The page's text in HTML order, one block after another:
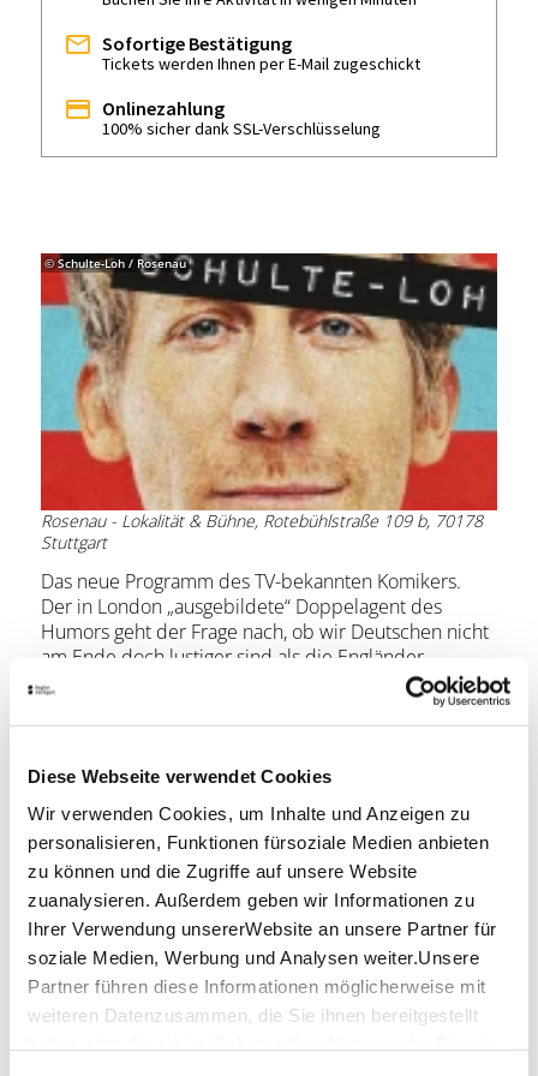
Diese Webseite verwendet Cookies
Wir verwenden Cookies, um Inhalte und Anzeigen zu
personalisieren, Funktionen fürsoziale Medien anbieten
zu können und die Zugriffe auf unsere Website
zuanalysieren. Außerdem geben wir Informationen zu
Ihrer Verwendung unsererWebsite an unsere Partner für
soziale Medien, Werbung und Analysen weiter.Unsere
Partner führen diese Informationen möglicherweise mit
weiteren Datenzusammen, die Sie ihnen bereitgestellt
© Schulte-Loh / Rosenau
Rosenau - Lokalität & Bühne, Rotebühlstraße 109 b, 70178
Stuttgart
Das neue Programm des TV-bekannten Komikers.
Der in London „ausgebildete“ Doppelagent des
Humors geht der Frage nach, ob wir Deutschen nicht
am Ende doch lustiger sind als die Engländer.
Lanz, Quatsch Comedy Club, Nightwash,
Mitternachtsspitzen u.v.m.
Sofortige Bestätigung
Tickets werden Ihnen per E-Mail zugeschickt
Onlinezahlung
100% sicher dank SSL-Verschlüsselung
Lage & Kontakt
Rosenau - Lokalität & Bühne
Rotebühlstraße 109 b
70178 Stuttgart